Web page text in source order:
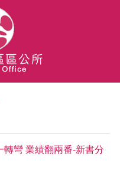
轉彎 業績翻兩番-新書分